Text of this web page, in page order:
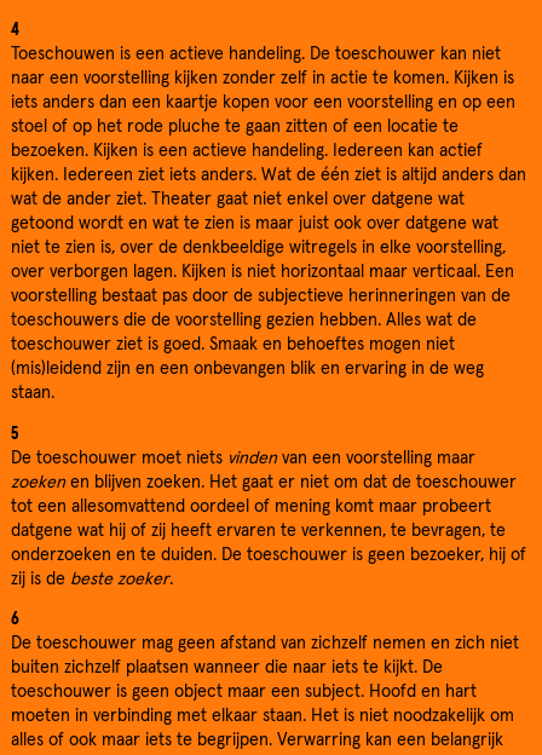
4
Toeschouwen is een actieve handeling. De toeschouwer kan niet
naar een voorstelling kijken zonder zelf in actie te komen. Kijken is
iets anders dan een kaartje kopen voor een voorstelling en op een
stoel of op het rode pluche te gaan zitten of een locatie te
bezoeken. Kijken is een actieve handeling. Iedereen kan actief
kijken. Iedereen ziet iets anders. Wat de één ziet is altijd anders dan
wat de ander ziet. Theater gaat niet enkel over datgene wat
getoond wordt en wat te zien is maar juist ook over datgene wat
niet te zien is, over de denkbeeldige witregels in elke voorstelling,
over verborgen lagen. Kijken is niet horizontaal maar verticaal. Een
voorstelling bestaat pas door de subjectieve herinneringen van de
toeschouwers die de voorstelling gezien hebben. Alles wat de
toeschouwer ziet is goed. Smaak en behoeftes mogen niet
(mis)leidend zijn en een onbevangen blik en ervaring in de weg
staan.
5
De toeschouwer moet niets vindenvan een voorstelling maar
zoekenen blijven zoeken. Het gaat er niet om dat de toeschouwer
tot een allesomvattend oordeel of mening komt maar probeert
datgene wat hij of zij heeft ervaren te verkennen, te bevragen, te
onderzoeken en te duiden. De toeschouwer is geen bezoeker, hij of
zij is de beste zoeker.
6
De toeschouwer mag geen afstand van zichzelf nemen en zich niet
buiten zichzelf plaatsen wanneer die naar iets te kijkt. De
toeschouwer is geen object maar een subject. Hoofd en hart
moeten in verbinding met elkaar staan. Het is niet noodzakelijk om
alles of ook maar iets te begrijpen. Verwarring kan een belangrijk